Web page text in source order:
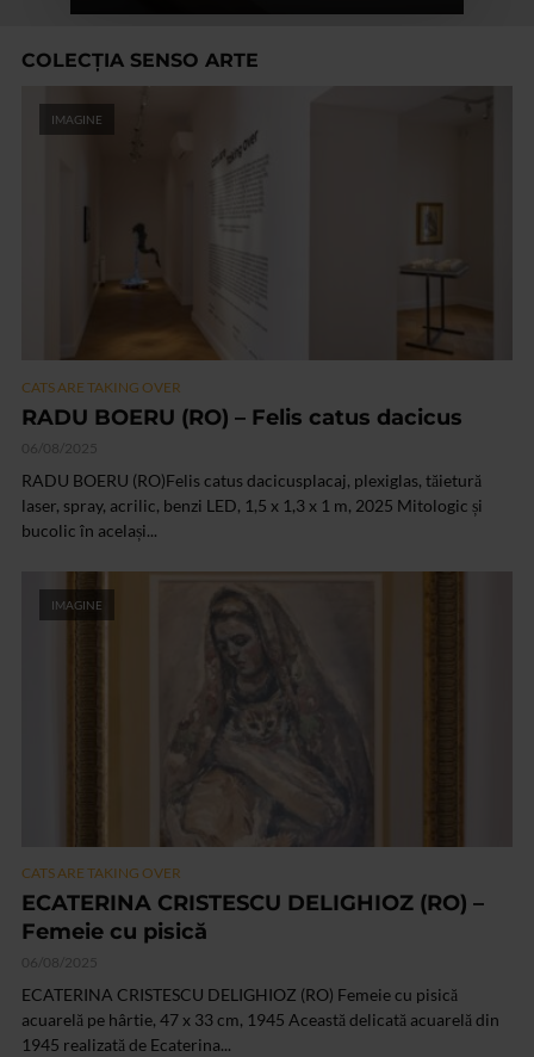
COLECȚIA SENSO ARTE
IMAGINE
CATS ARE TAKING OVER
RADU BOERU (RO) – Felis catus dacicus
06/08/2025
RADU BOERU (RO)Felis catus dacicusplacaj, plexiglas, tăietură
laser, spray, acrilic, benzi LED, 1,5 x 1,3 x 1 m, 2025 Mitologic și
bucolic în același...
IMAGINE
CATS ARE TAKING OVER
ECATERINA CRISTESCU DELIGHIOZ (RO) –
Femeie cu pisică
06/08/2025
ECATERINA CRISTESCU DELIGHIOZ (RO) Femeie cu pisică
acuarelă pe hârtie, 47 x 33 cm, 1945 Această delicată acuarelă din
1945 realizată de Ecaterina...